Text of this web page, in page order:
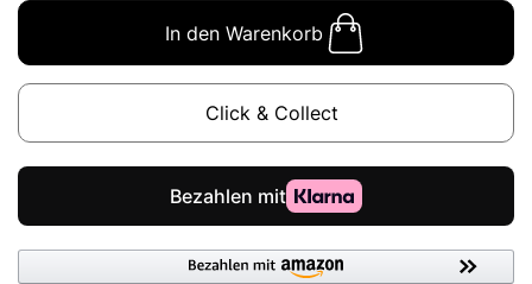
In den Warenkorb
Click & Collect